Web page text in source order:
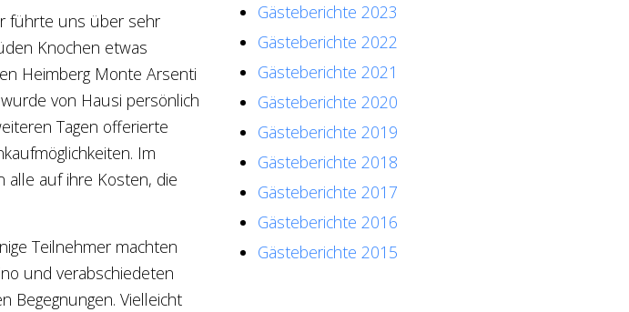
führte uns über sehr
Knochen etwas
Heimberg Monte Arsenti
von Hausi persönlich
Tagen offerierte
Im
alle auf ihre Kosten, die
Teilnehmer machten
und verabschiedeten
Begegnungen. Vielleicht
Gästeberichte 2023
Gästeberichte 2022
Gästeberichte 2021
Gästeberichte 2020
Gästeberichte 2019
Gästeberichte 2018
Gästeberichte 2017
Gästeberichte 2016
Gästeberichte 2015